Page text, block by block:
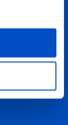
e di
PolicyandTerms of